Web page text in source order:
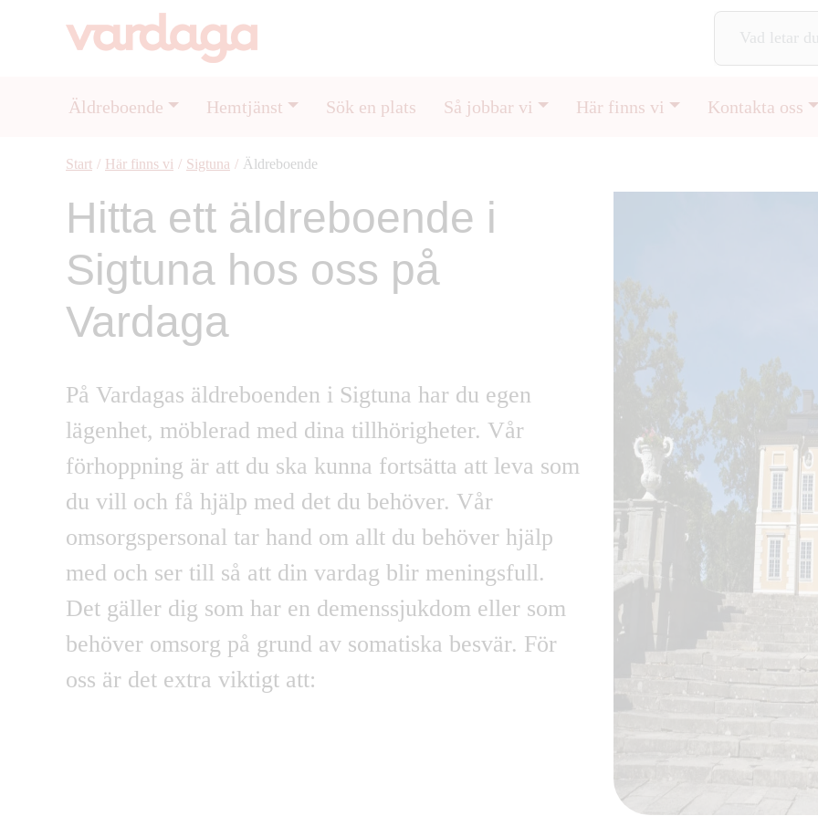
Äldreboende Hemtjänst Sök en plats Så jobbar vi Här finns vi Kontakta oss
Start / Här finns vi / Sigtuna / Äldreboende
Hitta ett äldreboende i
Sigtuna hos oss på
Vardaga
På Vardagas äldreboenden i Sigtuna har du egen
lägenhet, möblerad med dina tillhörigheter. Vår
förhoppning är att du ska kunna fortsätta att leva som
du vill och få hjälp med det du behöver. Vår
omsorgspersonal tar hand om allt du behöver hjälp
med och ser till så att din vardag blir meningsfull.
Det gäller dig som har en demenssjukdom eller som
behöver omsorg på grund av somatiska besvär. För
oss är det extra viktigt att: